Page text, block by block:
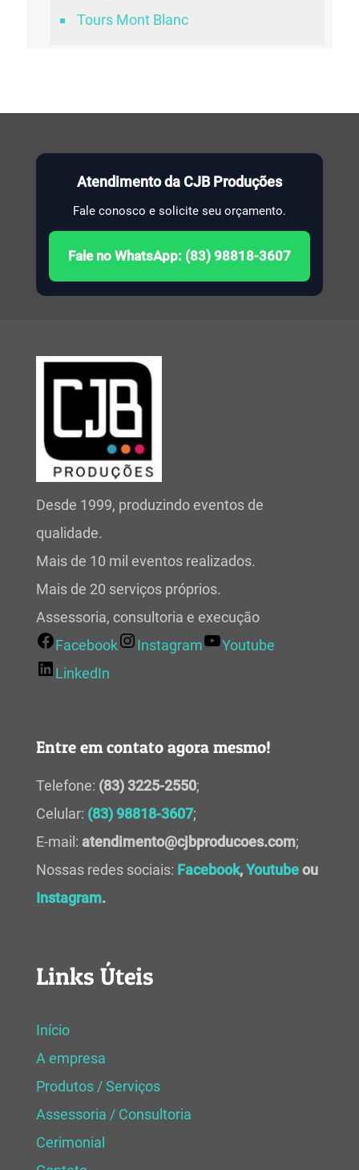
Tours Mont Blanc
Atendimento da CJB Produções
Fale conosco e solicite seu orçamento.
Fale no WhatsApp: (83) 98818-3607
Desde 1999, produzindo eventos de
qualidade.
Mais de 10 mil eventos realizados.
Mais de 20 serviços próprios.
Assessoria, consultoria e execução
Facebook
Instagram
Youtube
LinkedIn
Entre em contato agora mesmo!
Telefone: (83) 3225-2550;
Celular: (83) 98818-3607;
E-mail: atendimento@cjbproducoes.com;
Nossas redes sociais: Facebook,Youtubeou
Instagram.
Links Úteis
Início
A empresa
Produtos / Serviços
Assessoria / Consultoria
Cerimonial